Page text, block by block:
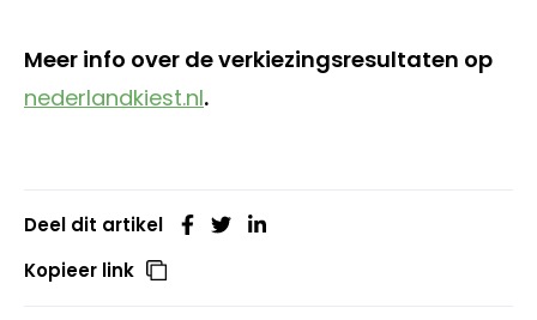
Meer info over de verkiezingsresultaten op
nederlandkiest.nl.
Deel dit artikel
Kopieer link